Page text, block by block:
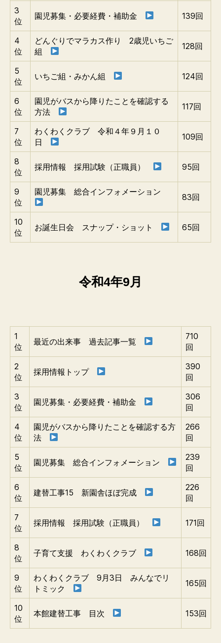
3
位
園児募集・必要経費・補助金 139回
4
位
どんぐりでマラカス作り 2歳児いちご
組
128回
5
位
いちご組・みかん組 124回
6
位
園児がバスから降りたことを確認する
方法
117回
7
位
わくわくクラブ 令和４年９月１０
日
109回
8
位
採用情報 採用試験（正職員） 95回
9
位
園児募集 総合インフォメーション
83回
10
位
お誕生日会 スナップ・ショット 65回
令和4年9月
1
位
最近の出来事 過去記事一覧
710
回
2
位
採用情報トップ
390
回
3
位
園児募集・必要経費・補助金
306
回
4
位
園児がバスから降りたことを確認する方
法
266
回
5
位
園児募集 総合インフォメーション
239
回
6
位
建替工事15 新園舎ほぼ完成
226
回
7
位
採用情報 採用試験（正職員） 171回
8
位
子育て支援 わくわくクラブ 168回
9
位
わくわくクラブ 9月3日 みんなでリ
トミック
165回
10
位
本館建替工事 目次 153回